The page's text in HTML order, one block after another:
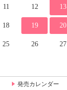
11 12 13
18 19 20
25 26 27
発売カレンダー